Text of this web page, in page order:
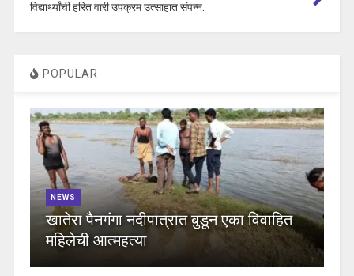
विद्यार्थ्यांची हरित वारी उपक्रम उत्साहात संपन्न.
POPULAR
NEWS
खातेरा पैनगंगा नदीपात्रात बुडून एका विवाहित
महिलेची आत्महत्या